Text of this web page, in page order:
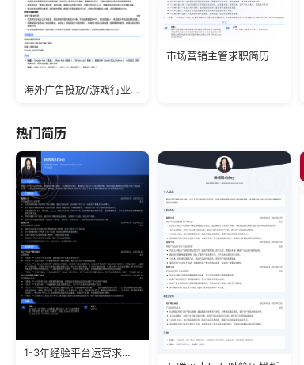
海外广告投放/游戏行业/应届生简历模板
市场营销主管求职简历
热门简历
1-3年经验平台运营求职简历